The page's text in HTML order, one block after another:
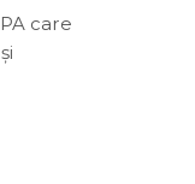
care